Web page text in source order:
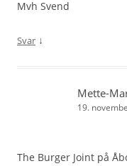
Mvh Svend
Svar ↓
Mette-
19.
The Burger Joint på